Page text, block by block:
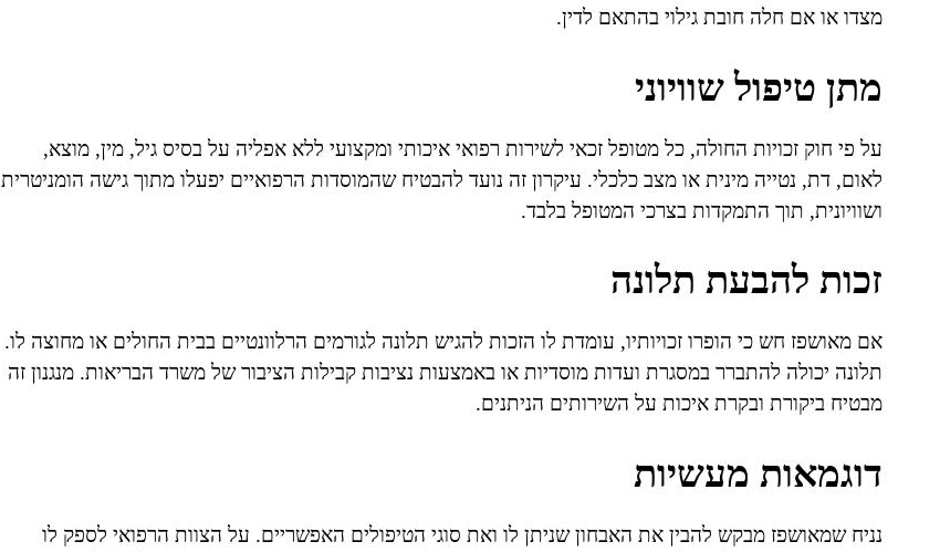
מצדו או אם חלה חובת גילוי בהתאם לדין.
מתן טיפול שוויוני
על פי חוק זכויות החולה, כל מטופל זכאי לשירות רפואי איכותי ומקצועי ללא אפליה על בסיס גיל, מין, מוצא,
לאום, דת, נטייה מינית או מצב כלכלי. עיקרון זה נועד להבטיח שהמוסדות הרפואיים יפעלו מתוך גישה הומניטרית
ושוויונית, תוך התמקדות בצרכי המטופל בלבד.
זכות להבעת תלונה
אם מאושפז חש כי הופרו זכויותיו, עומדת לו הזכות להגיש תלונה לגורמים הרלוונטיים בבית החולים או מחוצה לו.
תלונה יכולה להתברר במסגרת ועדות מוסדיות או באמצעות נציבות קבילות הציבור של משרד הבריאות. מנגנון זה
מבטיח ביקורת ובקרת איכות על השירותים הניתנים.
דוגמאות מעשיות
נניח שמאושפז מבקש להבין את האבחון שניתן לו ואת סוגי הטיפולים האפשריים. על הצוות הרפואי לספק לו